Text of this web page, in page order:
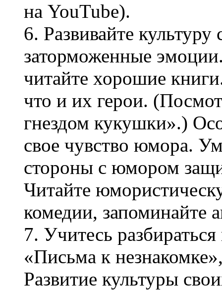
на YouTube).
6. Развивайте
заторможенные
читайте хорошие
что и их герои.
гнездом кукушки».)
свое чувство юмора.
стороны с юмором
Читайте
комедии, запоминайте
7. Учитесь
«Письма к
Развитие культуры